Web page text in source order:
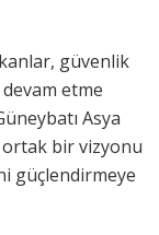
güvenlik
etme
Asya
ortak bir vizyonu
güçlendirmeye